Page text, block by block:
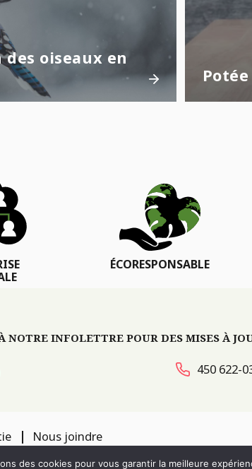
oiseaux en
ÉCORESPONSABLE
NOTRE INFOLETTRE POUR DES MISES À
450 622-
Nous joindre
2026 PÉPINIÈRE LOCAS CONCEPTION DE SITES WEB :PAR
des cookies pour vous garantir la meilleure